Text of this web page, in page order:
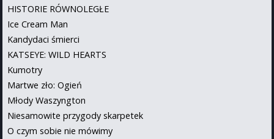
HISTORIE RÓWNOLEGŁE
Ice Cream Man
Kandydaci śmierci
KATSEYE: WILD HEARTS
Kumotry
Martwe zło: Ogień
Młody Waszyngton
Niesamowite przygody skarpetek
O czym sobie nie mówimy